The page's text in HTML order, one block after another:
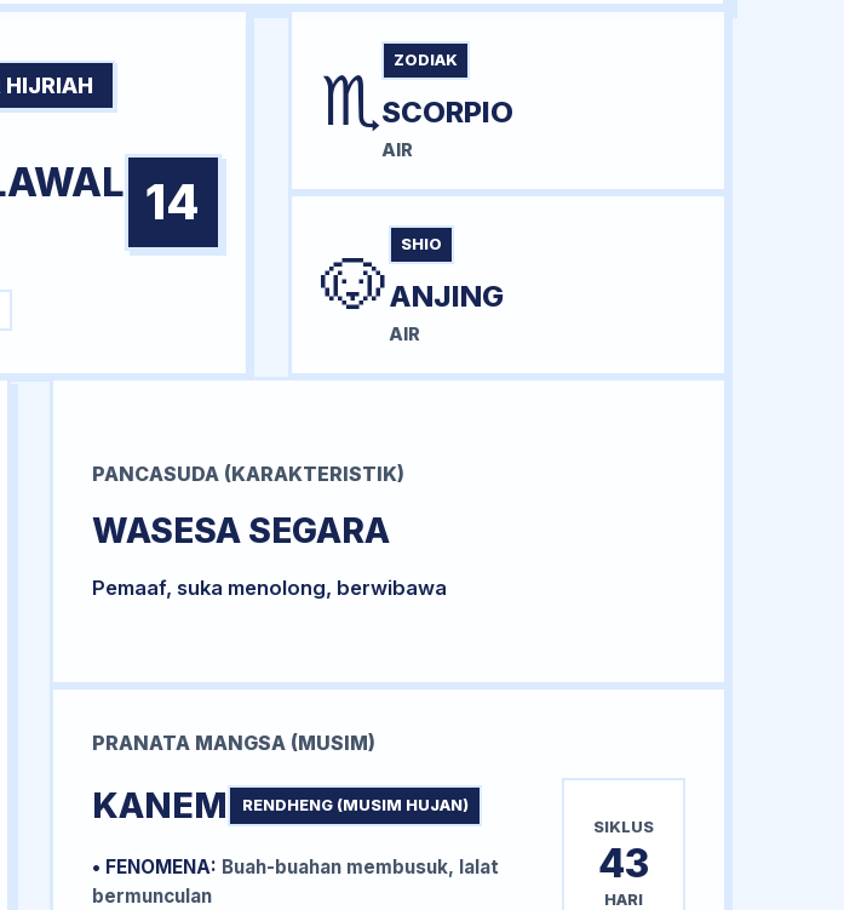
HIJRIAH
14
♏ ZODIAK
SCORPIO
AIR
🐶 SHIO
ANJING
AIR
PANCASUDA (KARAKTERISTIK)
WASESA SEGARA
Pemaaf, suka menolong, berwibawa
PRANATA MANGSA (MUSIM)
KANEM RENDHENG (MUSIM HUJAN)
• FENOMENA: Buah-buahan membusuk, lalat
bermunculan
SIKLUS
43
HARI